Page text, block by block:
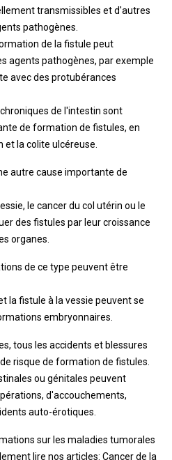
transmissibles et d'autres
pathogènes.
de la fistule peut
agents pathogènes, par exemple
avec des protubérances
de l'intestin sont
de formation de fistules, en
et la colite ulcéreuse.
autre cause importante de
le cancer du col utérin ou le
des fistules par leur croissance
organes.
de ce type peuvent être
la fistule à la vessie peuvent se
embryonnaires.
tous les accidents et blessures
risque de formation de fistules.
ou génitales peuvent
d'accouchements,
auto-érotiques.
sur les maladies tumorales
lire nos articles: Cancer de la